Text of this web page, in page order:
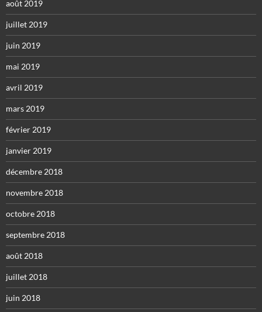
août 2019
juillet 2019
juin 2019
mai 2019
avril 2019
mars 2019
février 2019
janvier 2019
décembre 2018
novembre 2018
octobre 2018
septembre 2018
août 2018
juillet 2018
juin 2018